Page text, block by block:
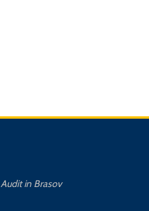
Audit in Brasov